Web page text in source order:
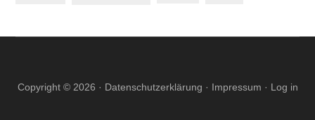
Copyright © 2026 · Datenschutzerklärung · Impressum · Log in